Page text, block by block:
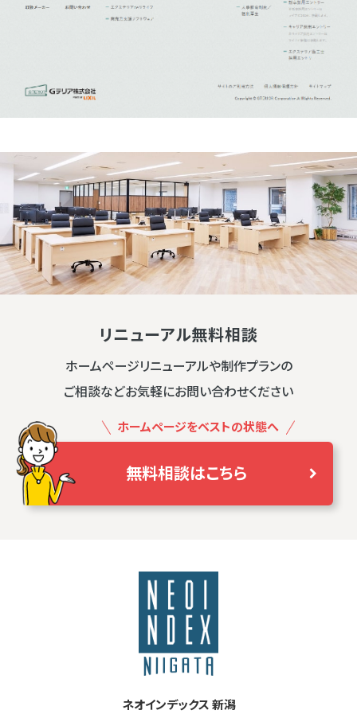
リニューアル無料相談
ホームページリニューアルや制作プランの
ご相談などお気軽にお問い合わせください
ホームページをベストの状態へ
無料相談はこちら
ネオインデックス 新潟